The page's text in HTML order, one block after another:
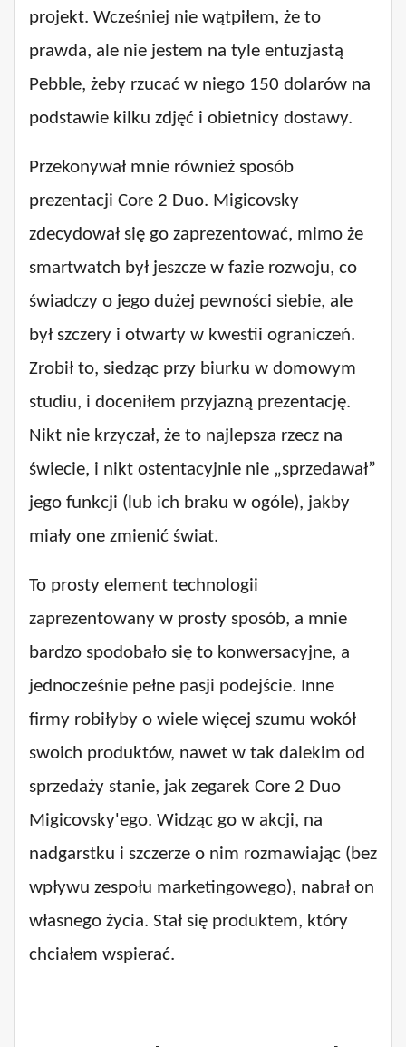
projekt. Wcześniej nie wątpiłem, że to
prawda, ale nie jestem na tyle entuzjastą
Pebble, żeby rzucać w niego 150 dolarów na
podstawie kilku zdjęć i obietnicy dostawy.
Przekonywał mnie również sposób
prezentacji Core 2 Duo. Migicovsky
zdecydował się go zaprezentować, mimo że
smartwatch był jeszcze w fazie rozwoju, co
świadczy o jego dużej pewności siebie, ale
był szczery i otwarty w kwestii ograniczeń.
Zrobił to, siedząc przy biurku w domowym
studiu, i doceniłem przyjazną prezentację.
Nikt nie krzyczał, że to najlepsza rzecz na
świecie, i nikt ostentacyjnie nie „sprzedawał”
jego funkcji (lub ich braku w ogóle), jakby
miały one zmienić świat.
To prosty element technologii
zaprezentowany w prosty sposób, a mnie
bardzo spodobało się to konwersacyjne, a
jednocześnie pełne pasji podejście. Inne
firmy robiłyby o wiele więcej szumu wokół
swoich produktów, nawet w tak dalekim od
sprzedaży stanie, jak zegarek Core 2 Duo
Migicovsky'ego. Widząc go w akcji, na
nadgarstku i szczerze o nim rozmawiając (bez
wpływu zespołu marketingowego), nabrał on
własnego życia. Stał się produktem, który
chciałem wspierać.